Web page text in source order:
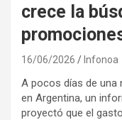
crece la
16/06/2026 Infonoa
A pocos días de una
en Argentina, un
proyectó que el